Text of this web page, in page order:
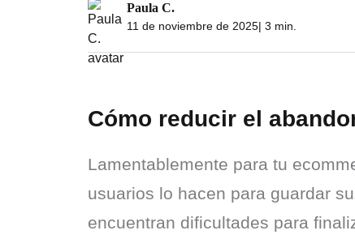
Paula C.
11 de noviembre de 2025| 3 min.
Cómo reducir el
Lamentablemente para tu
usuarios lo hacen para guardar
encuentran dificultades para